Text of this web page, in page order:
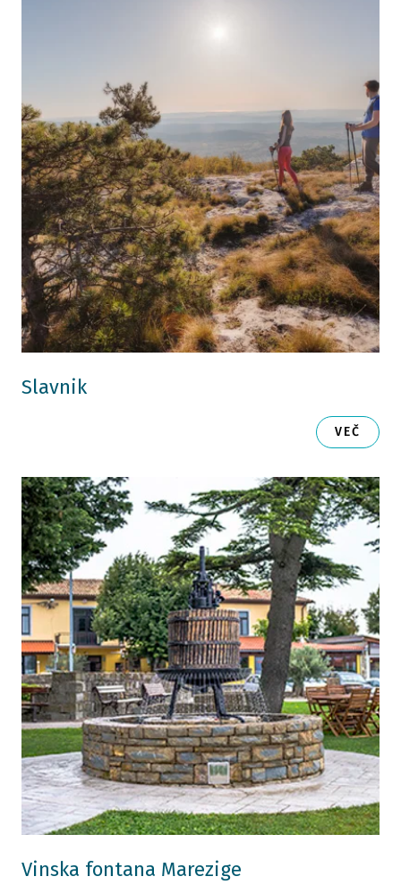
Slavnik
VEČ
Vinska fontana Marezige